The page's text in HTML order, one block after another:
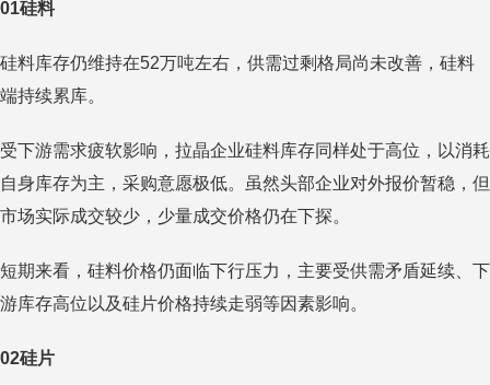
01硅料
硅料库存仍维持在52万吨左右，供需过剩格局尚未改善，硅料
端持续累库。
受下游需求疲软影响，拉晶企业硅料库存同样处于高位，以消耗
自身库存为主，采购意愿极低。虽然头部企业对外报价暂稳，但
市场实际成交较少，少量成交价格仍在下探。
短期来看，硅料价格仍面临下行压力，主要受供需矛盾延续、下
游库存高位以及硅片价格持续走弱等因素影响。
02硅片